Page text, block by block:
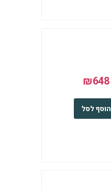
₪648
הוסף לסל